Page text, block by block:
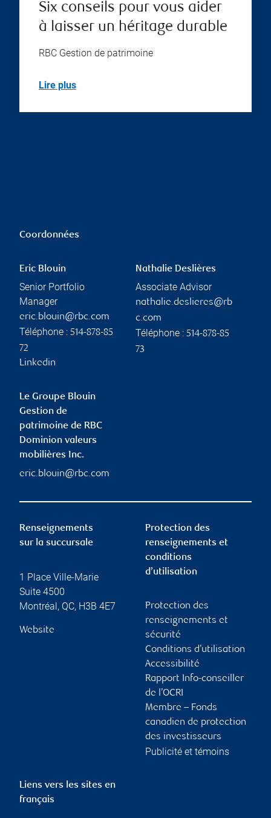
Six conseils pour vous aider
à laisser un héritage durable
RBC Gestion de patrimoine
Lire plus
Coordonnées
Eric Blouin
Senior Portfolio
Manager
eric.blouin@rbc.com
Téléphone : 514-878-85
72
Linkedin
Nathalie Deslières
Associate Advisor
nathalie.deslieres@rb
c.com
Téléphone : 514-878-85
73
Le Groupe Blouin
Gestion de
patrimoine de RBC
Dominion valeurs
mobilières Inc.
eric.blouin@rbc.com
Renseignements
sur la succursale
1 Place Ville-Marie
Suite 4500
Montréal , QC, H3B 4E7
Website
Protection des
renseignements et
conditions
d’utilisation
Protection des
renseignements et
sécurité
Conditions d’utilisation
Accessibilité
Rapport Info-conseiller
de l’OCRI
Membre – Fonds
canadien de protection
des investisseurs
Publicité et témoins
Liens vers les sites en
français